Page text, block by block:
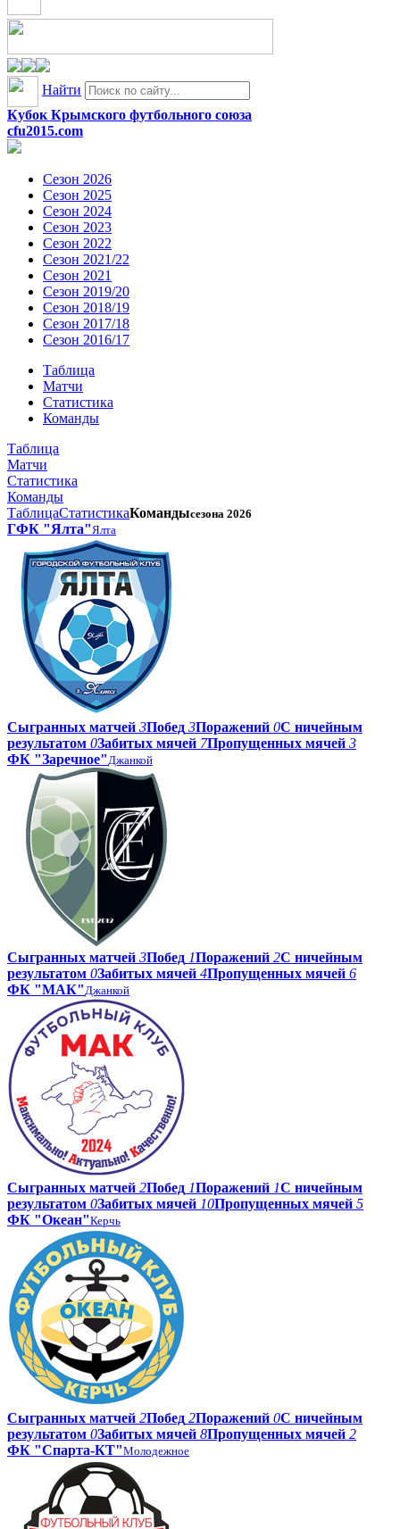
Найти
Кубок Крымского футбольного союза
cfu2015.com
Сезон 2026
Сезон 2025
Сезон 2024
Сезон 2023
Сезон 2022
Сезон 2021/22
Сезон 2021
Сезон 2019/20
Сезон 2018/19
Сезон 2017/18
Сезон 2016/17
Таблица
Матчи
Статистика
Команды
Таблица
Матчи
Статистика
Команды
ТаблицаСтатистикаКомандысезона 2026
ГФК "Ялта"Ялта
Сыгранных матчей 3Побед 3Поражений 0С ничейным
результатом 0Забитых мячей 7Пропущенных мячей 3
ФК "Заречное"Джанкой
Сыгранных матчей 3Побед 1Поражений 2С ничейным
результатом 0Забитых мячей 4Пропущенных мячей 6
ФК "МАК"Джанкой
Сыгранных матчей 2Побед 1Поражений 1С ничейным
результатом 0Забитых мячей 10Пропущенных мячей 5
ФК "Океан"Керчь
Сыгранных матчей 2Побед 2Поражений 0С ничейным
результатом 0Забитых мячей 8Пропущенных мячей 2
ФК "Спарта-КТ"Молодежное